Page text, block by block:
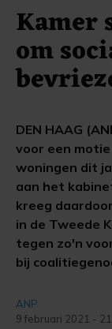
Kamer
om
DEN HAAG
voor een
woningen dit
aan het
kreeg
in de Tweede
tegen zo'n
bij
ANP
9 februari 2021 -